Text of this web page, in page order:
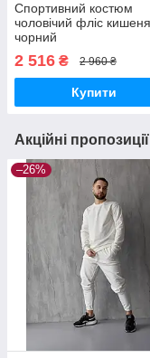
Спортивний костюм
чоловічий фліс кишеня
чорний
2 516 ₴ 2 960 ₴
Купити
Акційні
–26%